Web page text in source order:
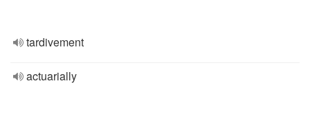
tardivement
actuarially